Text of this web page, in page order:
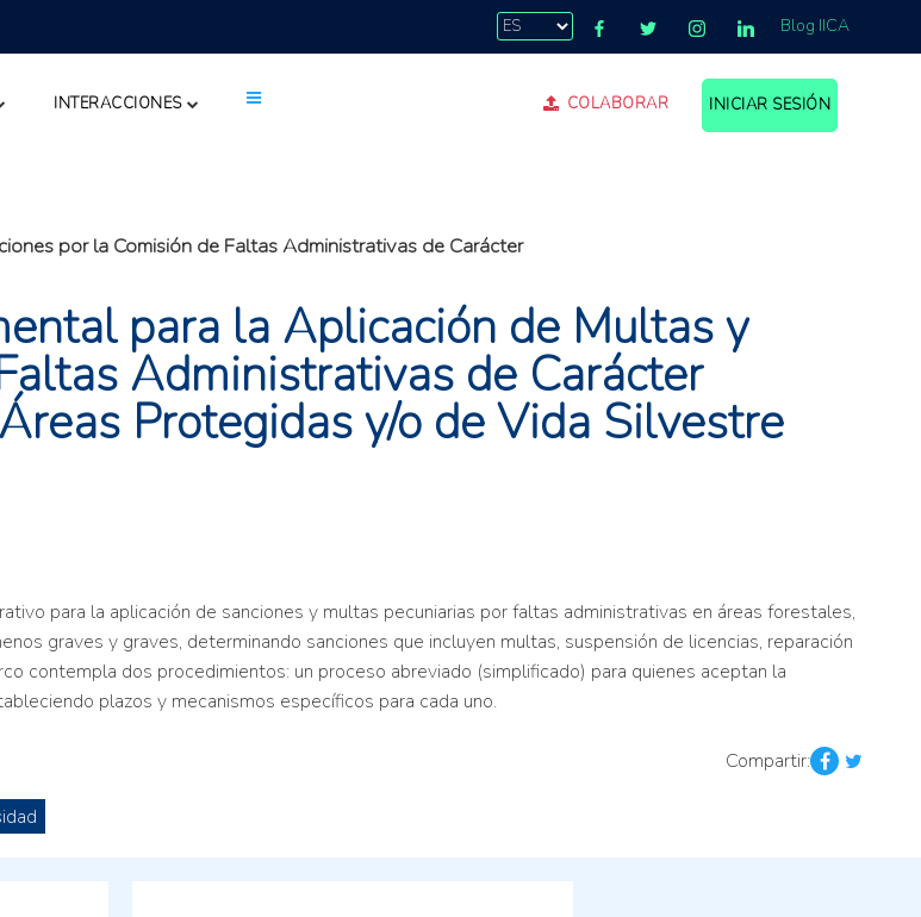
Blog IICA
INTERACCIONES COLABORAR INICIAR SESIÓN
por la Comisión de Faltas Administrativas de Carácter
para la Aplicación de Multas y
Administrativas de Carácter
Protegidas y/o de Vida Silvestre
para la aplicación de sanciones y multas pecuniarias por faltas administrativas en áreas forestales,
graves y graves, determinando sanciones que incluyen multas, suspensión de licencias, reparación
contempla dos procedimientos: un proceso abreviado (simplificado) para quienes aceptan la
plazos y mecanismos específicos para cada uno.
Compartir: